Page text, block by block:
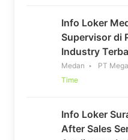
Info Loker
Supervisor di
Industry
Medan PT
Time
Info Loker
After Sales